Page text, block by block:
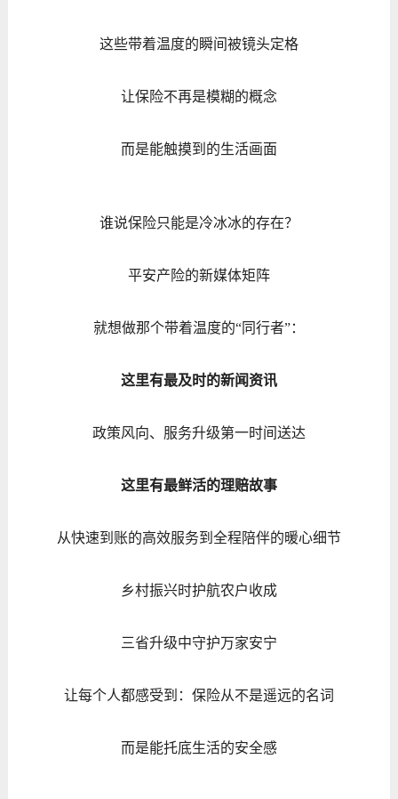
这些带着温度的瞬间被镜头定格
让保险不再是模糊的概念
而是能触摸到的生活画面
谁说保险只能是冷冰冰的存在？
平安产险的新媒体矩阵
就想做那个带着温度的“同行者”：
这里有最及时的新闻资讯
政策风向、服务升级第一时间送达
这里有最鲜活的理赔故事
从快速到账的高效服务到全程陪伴的暖心细节
乡村振兴时护航农户收成
三省升级中守护万家安宁
让每个人都感受到：保险从不是遥远的名词
而是能托底生活的安全感